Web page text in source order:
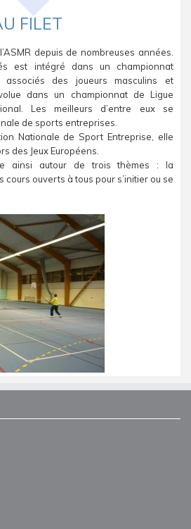
FILET
depuis de nombreuses années.
est intégré dans un championnat
associés des joueurs masculins et
dans un championnat de Ligue
Les meilleurs d’entre eux se
de sports entreprises.
Nationale de Sport Entreprise, elle
des Jeux Européens.
ainsi autour de trois thèmes : la
cours ouverts à tous pour s’initier ou se